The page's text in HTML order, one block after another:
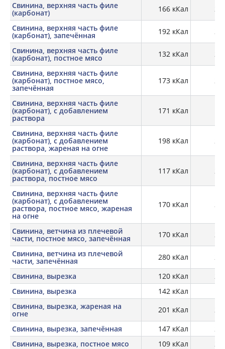
Свинина, верхняя часть филе
(карбонат) 166 кКал
Свинина, верхняя часть филе
(карбонат), запечённая 192 кКал
Свинина, верхняя часть филе
(карбонат), постное мясо 132 кКал
Свинина, верхняя часть филе
(карбонат), постное мясо,
запечённая
173 кКал
Свинина, верхняя часть филе
(карбонат), с добавлением
раствора
171 кКал
Свинина, верхняя часть филе
(карбонат), с добавлением
раствора, жареная на огне
198 кКал
Свинина, верхняя часть филе
(карбонат), с добавлением
раствора, постное мясо
117 кКал
Свинина, верхняя часть филе
(карбонат), с добавлением
раствора, постное мясо, жареная
на огне
170 кКал
Свинина, ветчина из плечевой
части, постное мясо, запечённая 170 кКал
Свинина, ветчина из плечевой
части, запечённая 280 кКал
Свинина, вырезка
120 кКал
Свинина, вырезка
142 кКал
Свинина, вырезка, жареная на
огне 201 кКал
Свинина, вырезка, запечённая
147 кКал
Свинина, вырезка, постное мясо
109 кКал